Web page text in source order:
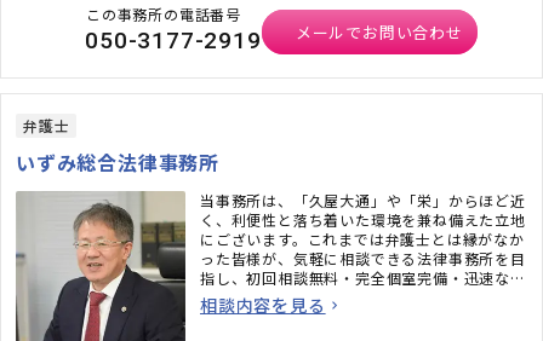
この事務所の電話番号
050-3177-2919 メールでお問い合わせ
弁護士
いずみ総合法律事務所
当事務所は、「久屋大通」や「栄」からほど近
く、利便性と落ち着いた環境を兼ね備えた立地
にございます。これまでは弁護士とは縁がなか
った皆様が、気軽に相談できる法律事務所を目
指し、初回相談無料・完全個室完備・迅速なメ
ール対応など、相談しやすい環境も整えていま
す。「弁護士に相談するべきかわからない」と
相談内容を見る